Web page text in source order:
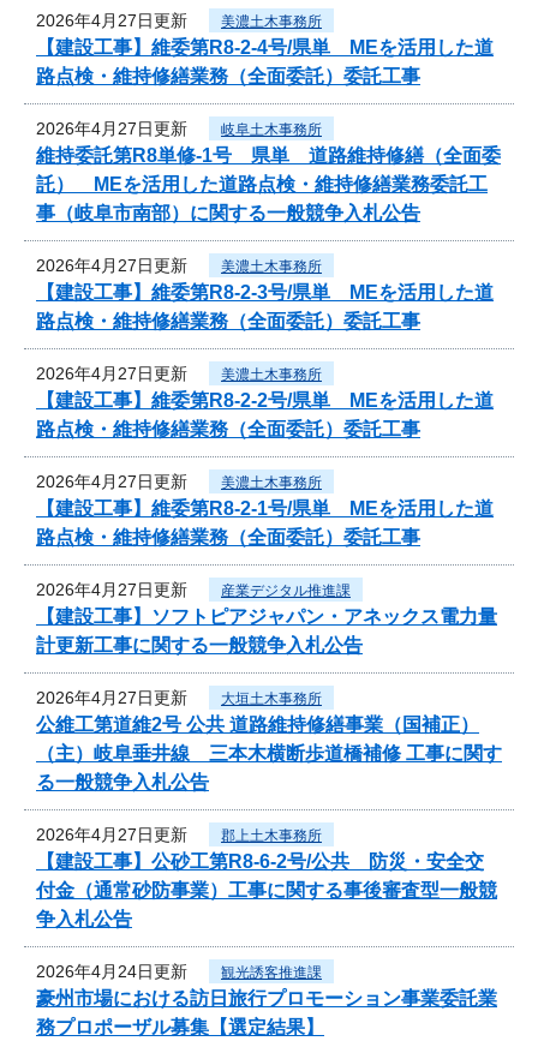
2026年4月27日更新 美濃土木事務所
【建設工事】維委第R8-2-4号/県単 MEを活用した道
路点検・維持修繕業務（全面委託）委託工事
2026年4月27日更新 岐阜土木事務所
維持委託第R8単修-1号 県単 道路維持修繕（全面委
託） MEを活用した道路点検・維持修繕業務委託工
事（岐阜市南部）に関する一般競争入札公告
2026年4月27日更新 美濃土木事務所
【建設工事】維委第R8-2-3号/県単 MEを活用した道
路点検・維持修繕業務（全面委託）委託工事
2026年4月27日更新 美濃土木事務所
【建設工事】維委第R8-2-2号/県単 MEを活用した道
路点検・維持修繕業務（全面委託）委託工事
2026年4月27日更新 美濃土木事務所
【建設工事】維委第R8-2-1号/県単 MEを活用した道
路点検・維持修繕業務（全面委託）委託工事
2026年4月27日更新 産業デジタル推進課
【建設工事】ソフトピアジャパン・アネックス電力量
計更新工事に関する一般競争入札公告
2026年4月27日更新 大垣土木事務所
公維工第道維2号 公共 道路維持修繕事業（国補正）
（主）岐阜垂井線 三本木横断歩道橋補修 工事に関す
る一般競争入札公告
2026年4月27日更新 郡上土木事務所
【建設工事】公砂工第R8-6-2号/公共 防災・安全交
付金（通常砂防事業）工事に関する事後審査型一般競
争入札公告
2026年4月24日更新 観光誘客推進課
豪州市場における訪日旅行プロモーション事業委託業
務プロポーザル募集【選定結果】